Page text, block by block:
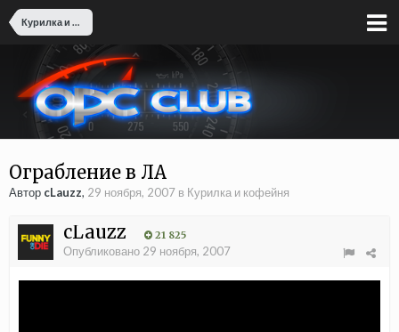
Курилка и кофейня
Ограбление в ЛА
Автор cLauzz, 29 ноября, 2007 в Курилка и кофейня
cLauzz 21 825
Опубликовано 29 ноября, 2007